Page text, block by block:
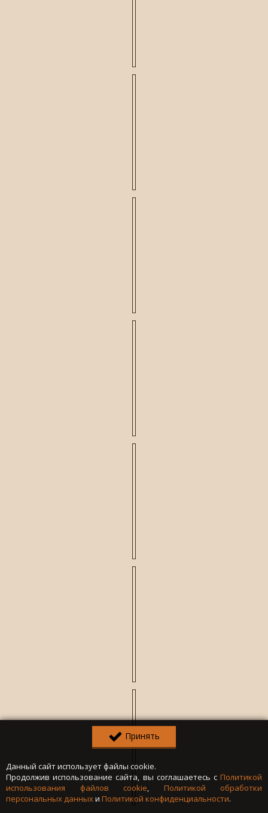
Принять
Данный сайт использует файлы cookie.
Продолжив использование сайта, вы соглашаетесь с Политикой
использования файлов cookie, Политикой обработки
персональных данныхи Политикой конфиденциальности.